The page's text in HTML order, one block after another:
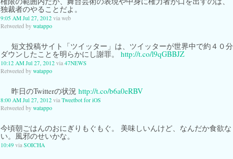
独裁者のやることだよ。
9:05 AM Jul 27, 2012 via web
Retweeted by watappo
短文投稿サイト「ツイッター」は、ツイッターが世界中で約４０分
ダウンしたことを明らかにし謝罪。 http://t.co/l9qGBBJZ
10:12 AM Jul 27, 2012 via 47NEWS
Retweeted by watappo
昨日のTwitterの状況 http://t.co/b6a0eRBV
8:00 AM Jul 27, 2012 via Tweetbot for iOS
Retweeted by watappo
今頃朝ごはんのおにぎりもぐもぐ。 美味しいんけど、なんだか食欲な
い。風邪のせいかな。
10:49 via SOICHA